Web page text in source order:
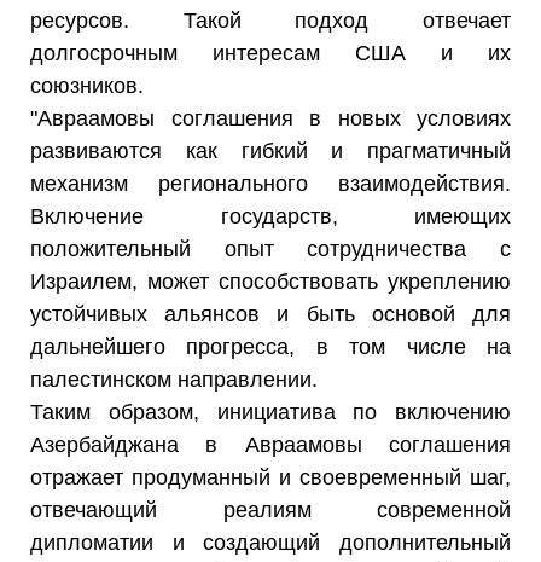
ресурсов. Такой подход отвечает
долгосрочным интересам США и их
союзников.
"Авраамовы соглашения в новых условиях
развиваются как гибкий и прагматичный
механизм регионального взаимодействия.
Включение государств, имеющих
положительный опыт сотрудничества с
Израилем, может способствовать укреплению
устойчивых альянсов и быть основой для
дальнейшего прогресса, в том числе на
палестинском направлении.
Таким образом, инициатива по включению
Азербайджана в Авраамовы соглашения
отражает продуманный и своевременный шаг,
отвечающий реалиям современной
дипломатии и создающий дополнительный